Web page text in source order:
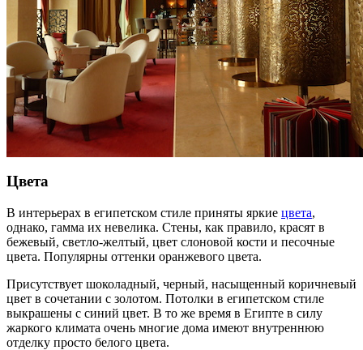
Цвета
В интерьерах в египетском стиле приняты яркие цвета,
однако, гамма их невелика. Стены, как правило, красят в
бежевый, светло-желтый, цвет слоновой кости и песочные
цвета. Популярны оттенки оранжевого цвета.
Присутствует шоколадный, черный, насыщенный коричневый
цвет в сочетании с золотом. Потолки в египетском стиле
выкрашены с синий цвет. В то же время в Египте в силу
жаркого климата очень многие дома имеют внутреннюю
отделку просто белого цвета.